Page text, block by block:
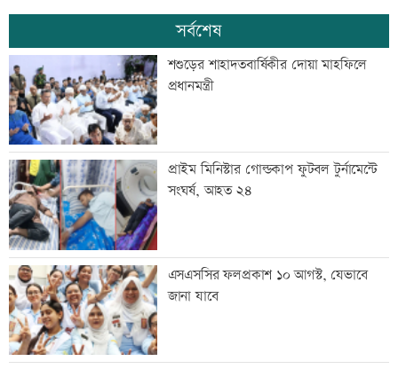
সর্বশেষ
শশুড়ের শাহাদতবার্ষিকীর দোয়া মাহফিলে
প্রধানমন্ত্রী
প্রাইম মিনিস্টার গোল্ডকাপ ফুটবল টুর্নামেন্টে
সংঘর্ষ, আহত ২৪
এসএসসির ফলপ্রকাশ ১০ আগস্ট, যেভাবে
জানা যাবে